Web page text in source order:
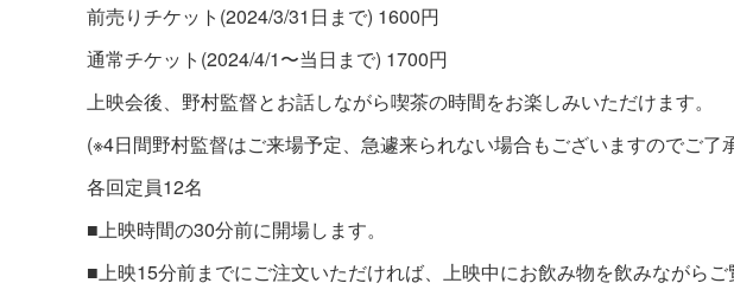
前売りチケット(2024/3/31日まで) 1600円
通常チケット(2024/4/1〜当日まで) 1700円
上映会後、野村監督とお話しながら喫茶の時間をお楽しみいただけます。
(※4日間野村監督はご来場予定、急遽来られない場合もございますのでご了
各回定員12名
■上映時間の30分前に開場します。
■上映15分前までにご注文いただければ、上映中にお飲み物を飲みながらご